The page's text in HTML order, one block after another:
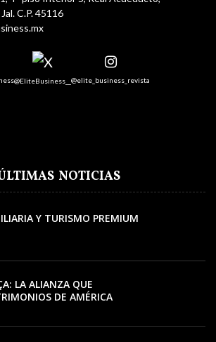
C.P. 45116
@EliteBusiness__ @elite_business_revista
NOTICIAS
Y TURISMO PREMIUM
LA ALIANZA QUE
DE AMÉRICA